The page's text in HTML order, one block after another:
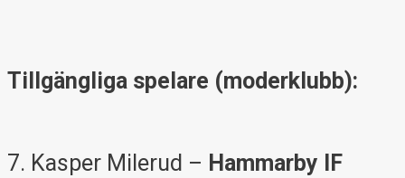
Tillgängliga spelare (moderklubb):
7. Kasper Milerud – Hammarby IF